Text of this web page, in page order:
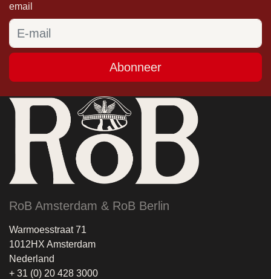
email
Abonneer
RoB Amsterdam & RoB Berlin
Warmoesstraat 71
1012HX Amsterdam
Nederland
+ 31 (0) 20 428 3000